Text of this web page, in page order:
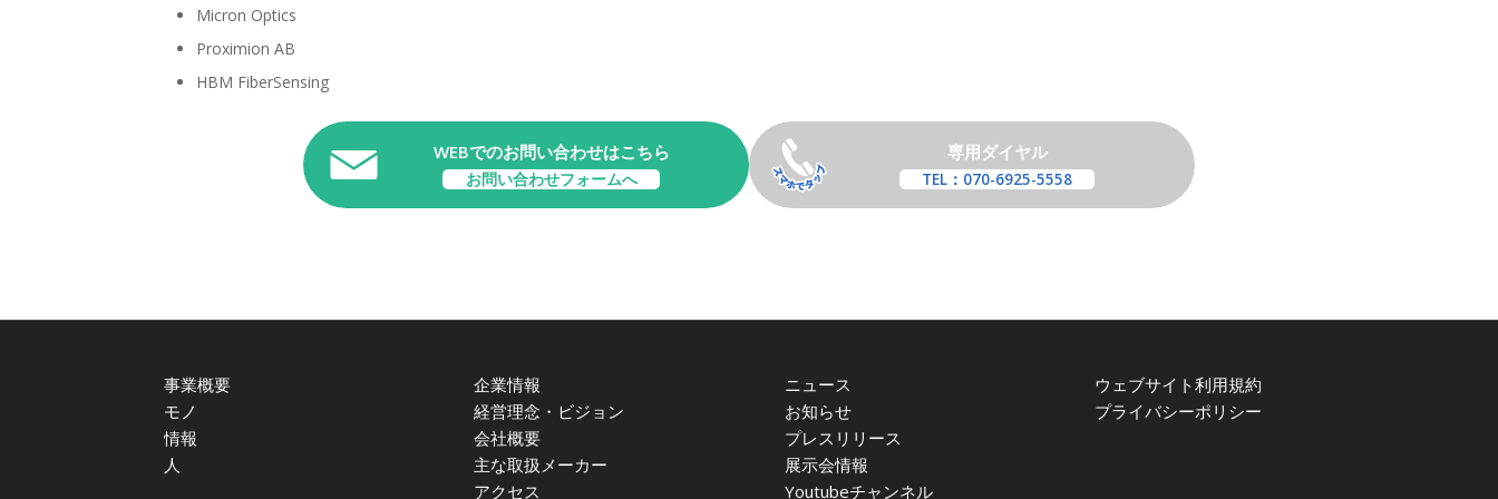
Micron Optics
Proximion AB
HBM FiberSensing
WEBでのお問い合わせはこちら
お問い合わせフォームへ
専用ダイヤル
TEL：070-6925-5558
事業概要
モノ
情報
人
企業情報
経営理念・ビジョン
会社概要
主な取扱メーカー
アクセス
ニュース
お知らせ
プレスリリース
展示会情報
Youtubeチャンネル
ウェブサイト利用規約
プライバシーポリシー